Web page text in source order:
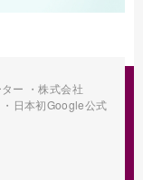
ー ・株式会社
日本初Google公式